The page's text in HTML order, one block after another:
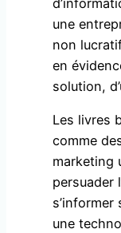
une
non
en
solution,
Les livres
comme
marketing
persuader
une